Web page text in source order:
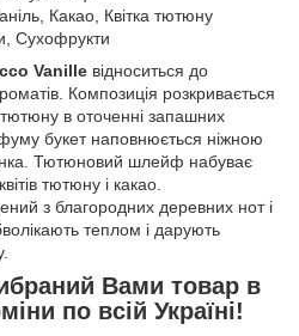
Какао, Квітка тютюну
Сухофрукти
Vanille відноситься до
Композиція розкривається
в оточенні запашних
букет наповнюється ніжною
Тютюновий шлейф набуває
тютюну і какао.
з благородних деревних нот і
теплом і дарують
Вами товар в
по всій Україні!